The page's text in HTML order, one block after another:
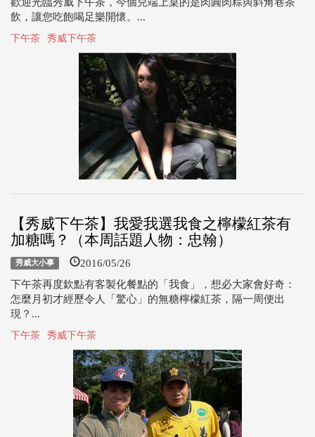
飲，讓您吃飽喝足樂開懷。...
下午茶 秀威下午茶
【秀威下午茶】我愛我選我食之檸檬紅茶有
加糖嗎？（本周話題人物：忠翰）
秀威大小事 2016/05/26
下午茶再度欽點有客製化餐點的「我食」，想必大家會好奇：
怎麼月初才經歷令人「驚心」的無糖檸檬紅茶，隔一周便出
現？...
下午茶 秀威下午茶